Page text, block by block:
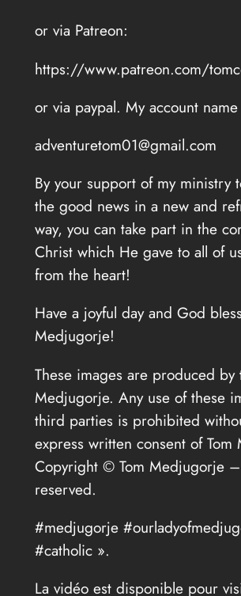
or via Patreon:
https://www.patreon.com/
or via paypal. My account
adventuretom01@gmail.com
By your support of my ministry
the good news in a new and
way, you can take part in the
Christ which He gave to all of
from the heart!
Have a joyful day and God
Medjugorje!
These images are produced by
Medjugorje. Any use of these
third parties is prohibited
express written consent of Tom
Copyright © Tom Medjugorje
reserved.
#medjugorje
#catholic ».
La vidéo est disponible pour